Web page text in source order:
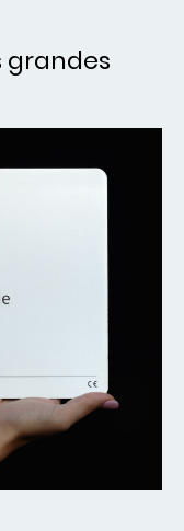
grandes